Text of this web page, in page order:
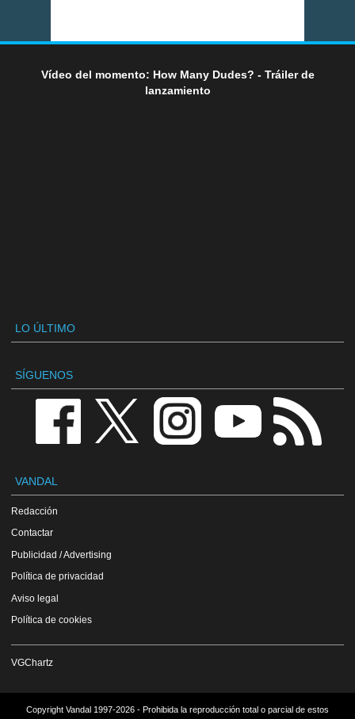
Vídeo del momento: How Many Dudes? - Tráiler de
lanzamiento
LO ÚLTIMO
SÍGUENOS
VANDAL
Redacción
Contactar
Publicidad / Advertising
Política de privacidad
Aviso legal
Política de cookies
VGChartz
Copyright Vandal 1997-2026 - Prohibida la reproducción total o parcial de estos